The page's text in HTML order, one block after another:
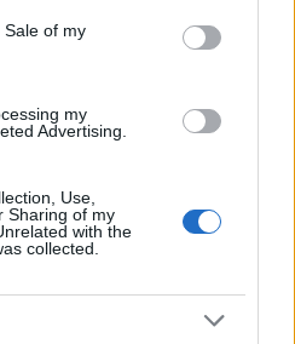
of my
my
Advertising.
Use,
Sharing of my
with the
collected.
Φεβρουάριο - Οι
Βαγενά